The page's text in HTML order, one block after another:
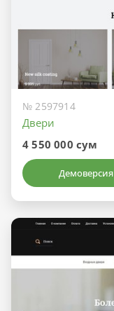
№ 2597914
Двери
4 550 000 сум
Демоверсия